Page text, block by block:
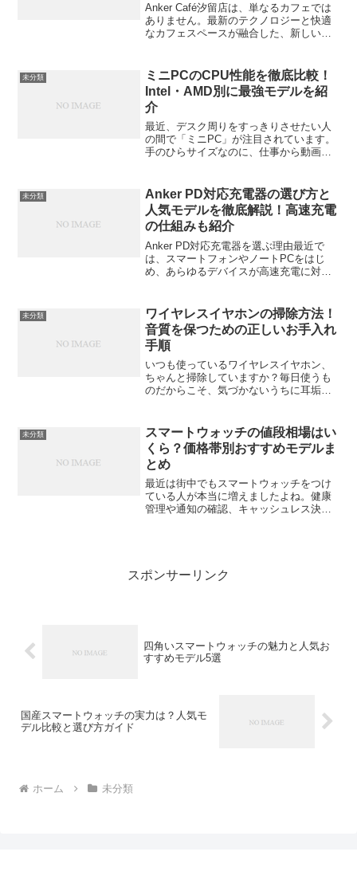
Anker Café汐留店は、単なるカフェでは
ありません。最新のテクノロジーと快適
なカフェスペースが融合した、新しい形
な特別な体験ができるのかを深堀りして
いきます...
未分類
ミニPCのCPU性能を徹底比較！
Intel・AMD別に最強モデルを紹
介
最近、デスク周りをすっきりさせたい人
の間で「ミニPC」が注目されています。
手のひらサイズなのに、仕事から動画編
のがCPUです。この記事では、ミニPCの
CPUをIntel...
未分類
Anker PD対応充電器の選び方と
人気モデルを徹底解説！高速充電
の仕組みも紹介
Anker PD対応充電器を選ぶ理由最近で
は、スマートフォンやノートPCをはじ
め、あらゆるデバイスが高速充電に対応
Delivery）対応充電器が注目...
未分類
ワイヤレスイヤホンの掃除方法！
音質を保つための正しいお手入れ
手順
いつも使っているワイヤレスイヤホン、
ちゃんと掃除していますか？毎日使うも
のだからこそ、気づかないうちに耳垢や
るんです。ここでは、イヤホンを長く快
適に使うための正しい掃除...
未分類
スマートウォッチの値段相場はい
くら？価格帯別おすすめモデルま
とめ
最近は街中でもスマートウォッチをつけ
ている人が本当に増えましたよね。健康
管理や通知の確認、キャッシュレス決済
スポンサーリンク
四角いスマートウォッチの魅力と人気お
すすめモデル5選
国産スマートウォッチの実力は？人気モ
デル比較と選び方ガイド
ホーム 未分類